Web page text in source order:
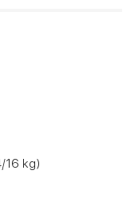
16 kg)